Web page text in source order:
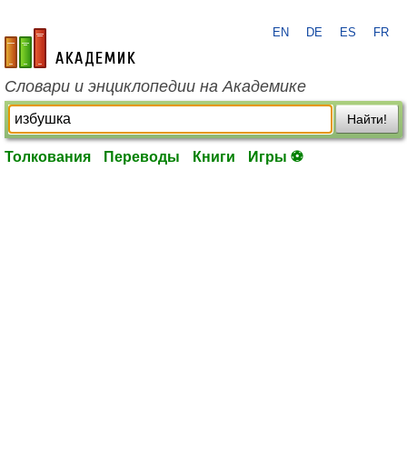
academic.ru
EN DE ES FR
Словари и энциклопедии на Академике
Найти!
Толкования Переводы Книги Игры ⚽